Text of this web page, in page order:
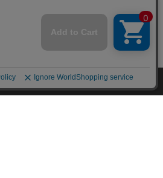
らメールでお知らせ
¥1,980
ログイン お気に入り お知らせ